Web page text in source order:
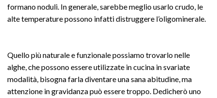
formano noduli. In generale, sarebbe meglio usarlo crudo, le
alte temperature possono infatti distruggere l’oligominerale.
Quello più naturale e funzionale possiamo trovarlo nelle
alghe, che possono essere utilizzate in cucina in svariate
modalità, bisogna farla diventare una sana abitudine, ma
attenzione in gravidanza può essere troppo. Dedicherò uno